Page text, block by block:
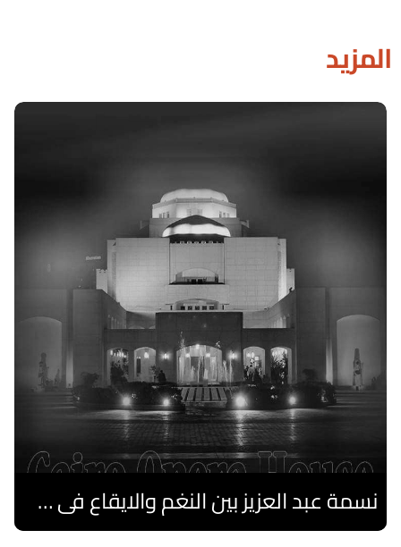
المزيد
نسمة عبد العزيز بين النغم والايقاع فى صيف الأوبرا